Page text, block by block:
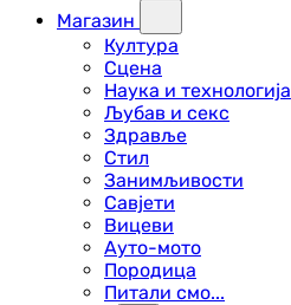
Магазин
Култура
Сцена
Наука и технологија
Љубав и секс
Здравље
Стил
Занимљивости
Савјети
Вицеви
Ауто-мото
Породица
Питали смо...